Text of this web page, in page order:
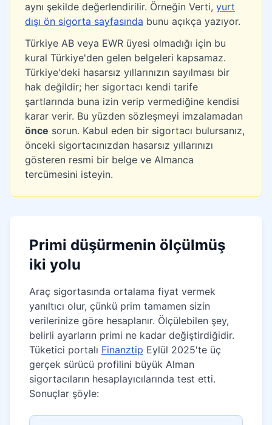
aynı şekilde değerlendirilir. Örneğin Verti, yurt
dışı ön sigorta sayfasında bunu açıkça yazıyor.
Türkiye AB veya EWR üyesi olmadığı için bu
kural Türkiye'den gelen belgeleri kapsamaz.
Türkiye'deki hasarsız yıllarınızın sayılması bir
hak değildir; her sigortacı kendi tarife
şartlarında buna izin verip vermediğine kendisi
karar verir. Bu yüzden sözleşmeyi imzalamadan
önce sorun. Kabul eden bir sigortacı bulursanız,
önceki sigortacınızdan hasarsız yıllarınızı
gösteren resmi bir belge ve Almanca
tercümesini isteyin.
Primi düşürmenin ölçülmüş
iki yolu
Araç sigortasında ortalama fiyat vermek
yanıltıcı olur, çünkü prim tamamen sizin
verilerinize göre hesaplanır. Ölçülebilen şey,
belirli ayarların primi ne kadar değiştirdiğidir.
Tüketici portalı Finanztip Eylül 2025'te üç
gerçek sürücü profilini büyük Alman
sigortacıların hesaplayıcılarında test etti.
Sonuçlar şöyle: